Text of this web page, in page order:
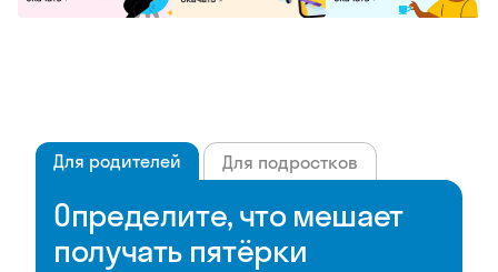
Для родителей Для подростков
Определите, что мешает
получать пятёрки